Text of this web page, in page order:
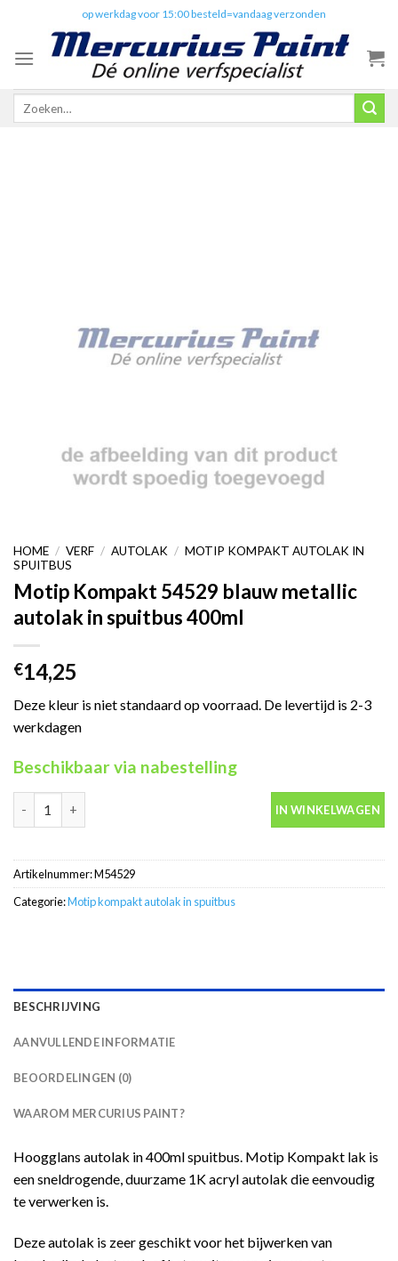
content
op werkdag voor 15:00 besteld=vandaag verzonden
Zoeken
HOME / VERF / AUTOLAK / MOTIP KOMPAKT AUTOLAK IN
SPUITBUS
Motip Kompakt 54529 blauw metallic
autolak in spuitbus 400ml
€14,25
Deze kleur is niet standaard op voorraad. De levertijd is 2-3
werkdagen
Beschikbaar via nabestelling
IN WINKELWAGEN
Artikelnummer:M54529
Categorie:Motip kompakt autolak in spuitbus
BESCHRIJVING
AANVULLENDE INFORMATIE
BEOORDELINGEN (0)
WAAROM MERCURIUS PAINT?
Hoogglans autolak in 400ml spuitbus. Motip Kompakt lak is
een sneldrogende, duurzame 1K acryl autolak die eenvoudig
te verwerken is.
Deze autolak is zeer geschikt voor het bijwerken van